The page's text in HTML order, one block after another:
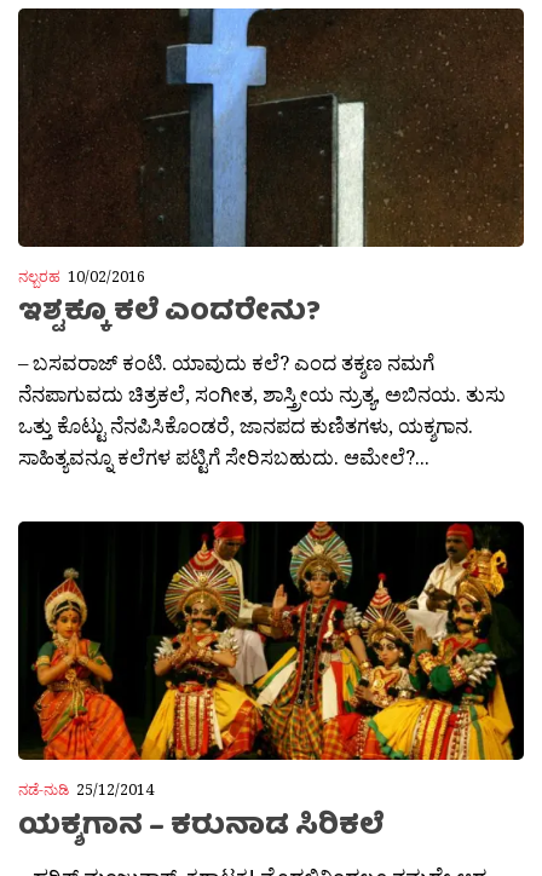
ನಲ್ಬರಹ 10/02/2016
ಇಶ್ಟಕ್ಕೂ ಕಲೆ ಎಂದರೇನು?
– ಬಸವರಾಜ್ ಕಂಟಿ. ಯಾವುದು ಕಲೆ? ಎಂದ ತಕ್ಶಣ ನಮಗೆ
ನೆನಪಾಗುವದು ಚಿತ್ರಕಲೆ, ಸಂಗೀತ, ಶಾಸ್ತ್ರೀಯ ನ್ರುತ್ಯ, ಅಬಿನಯ. ತುಸು
ಒತ್ತು ಕೊಟ್ಟು ನೆನಪಿಸಿಕೊಂಡರೆ, ಜಾನಪದ ಕುಣಿತಗಳು, ಯಕ್ಶಗಾನ.
ಸಾಹಿತ್ಯವನ್ನೂ ಕಲೆಗಳ ಪಟ್ಟಿಗೆ ಸೇರಿಸಬಹುದು. ಆಮೇಲೆ?...
ನಡೆ-ನುಡಿ 25/12/2014
ಯಕ್ಶಗಾನ – ಕರುನಾಡ ಸಿರಿಕಲೆ